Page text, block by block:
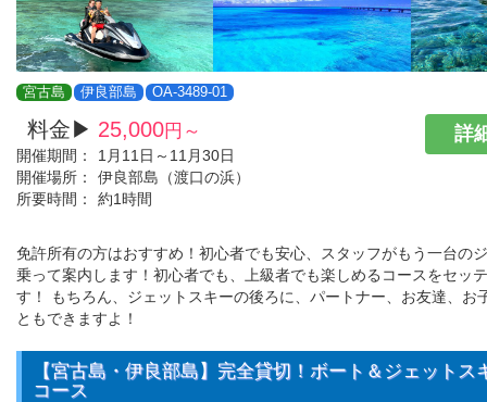
宮古島 伊良部島 OA-3489-01
料金▶ 25,000円～
開催期間：
1月11日～11月30日
開催場所：
伊良部島（渡口の浜）
所要時間：
約1時間
詳
免許所有の方はおすすめ！初心者でも安心、スタッフがもう一台の
乗って案内します！初心者でも、上級者でも楽しめるコースをセッ
す！ もちろん、ジェットスキーの後ろに、パートナー、お友達、お
ともできますよ！
【宮古島・伊良部島】完全貸切！ボート＆ジェットス
コース